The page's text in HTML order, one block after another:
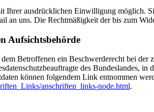
Ihrer ausdrücklichen Einwilligung möglich.
an uns. Die Rechtmäßigkeit der bis zum
Aufsichtsbehörde
Betroffenen ein Beschwerderecht bei
des Bundeslandes,
können folgendem Link entnommen
anschriften_links-node.html.